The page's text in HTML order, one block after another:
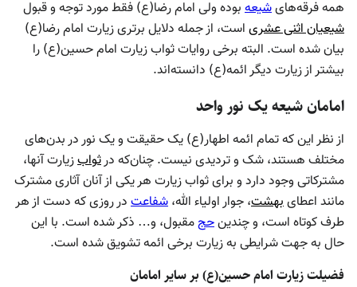
همه فرقه‌هایشیعه بوده ولی امام رضا(ع) فقط مورد توجه و قبول
شیعیان اثنی عشری است، از جمله دلایل برتری زیارت امام رضا(ع)
بیان شده است. البته برخی روایات ثواب زیارت امام حسین(ع) را
بیشتر از زیارت دیگر ائمه(ع) دانسته‌اند.
امامان شیعه یک نور واحد
از نظر این که تمام ائمه اطهار(ع) یک حقیقت و یک نور در بدن‌های
مختلف هستند، شک و تردیدی نیست. چنان‌که درثوابزیارت آنها،
مشترکاتی وجود دارد و برای ثواب زیارت هر یکی از آنان آثاری مشترک
مانند اعطایبهشت، جوار اولیاء الله، شفاعت در روزی که دست از هر
طرف کوتاه است، و چندینحجمقبول، و… ذکر شده است. با این
حال به جهت شرایطی به زیارت برخی ائمه تشویق شده است.
فضیلت زیارت امام حسین(ع) بر سایر امامان